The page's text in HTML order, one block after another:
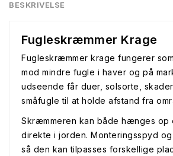
BESKRIVELSE
Fugleskræmmer Krage
Fugleskræmmer krage fungerer
mod mindre fugle i haver og på
udseende får duer, solsorte,
småfugle til at holde afstand fra
Skræmmeren kan både hænges op
direkte i jorden. Monteringsspyd
så den kan tilpasses forskellige